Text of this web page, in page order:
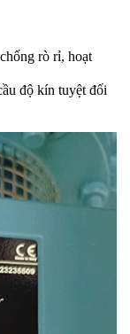
rò rỉ, hoạt
độ kín tuyệt đối